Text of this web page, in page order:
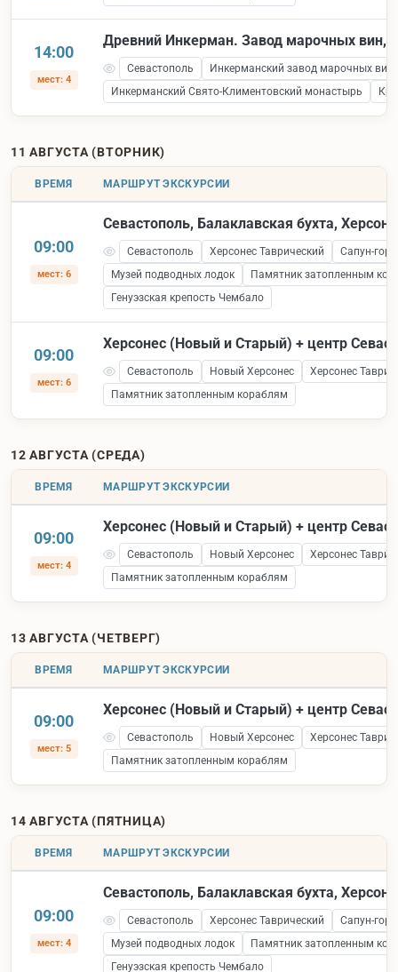
14:00
мест: 4
Древний Инкерман. Завод марочных вин,
Севастополь
Инкерманский завод марочных вин
Инкерманский Свято-Климентовский монастырь
11 АВГУСТА (ВТОРНИК)
ВРЕМЯ МАРШРУТ ЭКСКУРСИИ
09:00
мест: 6
Севастополь, Балаклавская бухта,
Севастополь Херсонес Таврический
Сапун-гора
Музей подводных лодок
Памятник затопленным
Генуэзская крепость Чембало
09:00
мест: 6
Херсонес (Новый и Старый) + центр
Севастополь Новый Херсонес
Херсонес
Памятник затопленным кораблям
12 АВГУСТА (СРЕДА)
ВРЕМЯ МАРШРУТ ЭКСКУРСИИ
09:00
мест: 4
Херсонес (Новый и Старый) + центр
Севастополь Новый Херсонес
Херсонес
Памятник затопленным кораблям
13 АВГУСТА (ЧЕТВЕРГ)
ВРЕМЯ МАРШРУТ ЭКСКУРСИИ
09:00
мест: 5
Херсонес (Новый и Старый) + центр
Севастополь Новый Херсонес
Херсонес
Памятник затопленным кораблям
14 АВГУСТА (ПЯТНИЦА)
ВРЕМЯ МАРШРУТ ЭКСКУРСИИ
09:00
мест: 4
Севастополь, Балаклавская бухта,
Севастополь Херсонес Таврический
Сапун-гора
Музей подводных лодок
Памятник затопленным
Генуэзская крепость Чембало